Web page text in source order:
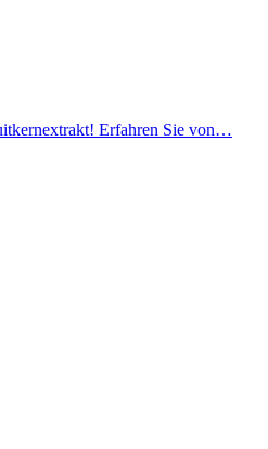
Erfahren Sie von…